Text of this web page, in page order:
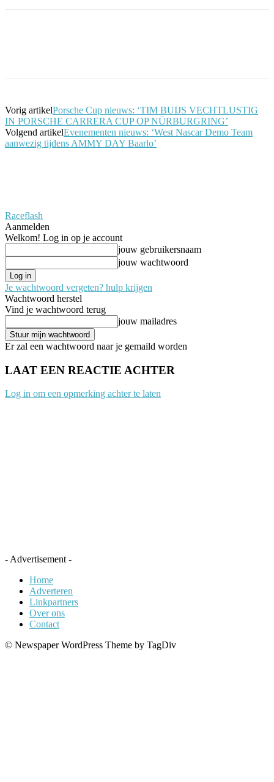
Vorig artikelPorsche Cup nieuws: ‘TIM BUIJS VECHTLUSTIG
IN PORSCHE CARRERA CUP OP NÜRBURGRING’
Volgend artikelEvenementen nieuws: ‘West Nascar Demo Team
aanwezig tijdens AMMY DAY Baarlo’
Raceflash
Aanmelden
Welkom! Log in op je account
jouw gebruikersnaam
jouw wachtwoord
Je wachtwoord vergeten? hulp krijgen
Wachtwoord herstel
Vind je wachtwoord terug
jouw mailadres
Er zal een wachtwoord naar je gemaild worden
LAAT EEN REACTIE ACHTER
Log in om een opmerking achter te laten
- Advertisement -
Home
Adverteren
Linkpartners
Over ons
Contact
© Newspaper WordPress Theme by TagDiv